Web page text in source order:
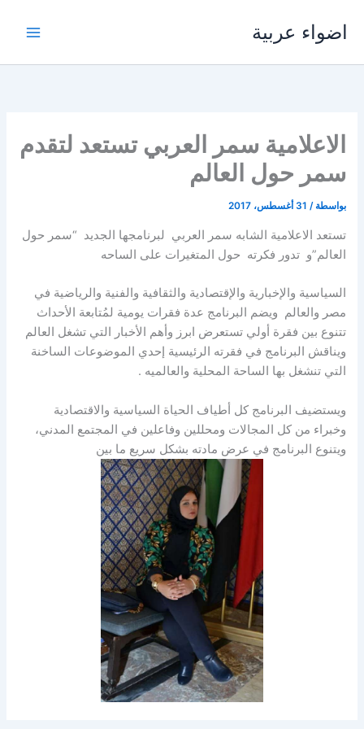
اضواء عربية
الاعلامية سمر العربي تستعد لتقدم
سمر حول العالم
بواسطة / 31 أغسطس، 2017
تستعد الاعلامية الشابه سمر العربي لبرنامجها الجديد “سمر حول
العالم”و تدور فكرته حول المتغيرات على الساحه
السياسية والإخبارية والإقتصادية والثقافية والفنية والرياضية في
مصر والعالم ويضم البرنامج عدة فقرات يومية لمُتابعة الأحداث
تتنوع بين فقرة أولي تستعرض ابرز وأهم الأخبار التي تشغل العالم
ويناقش البرنامج في فقرته الرئيسية إحدي الموضوعات الساخنة
التي تنشغل بها الساحة المحلية والعالميه .
ويستضيف البرنامج كل أطياف الحياة السياسية والاقتصادية
وخبراء من كل المجالات ومحللين وفاعلين في المجتمع المدني،
ويتنوع البرنامج في عرض مادته بشكل سريع ما بين